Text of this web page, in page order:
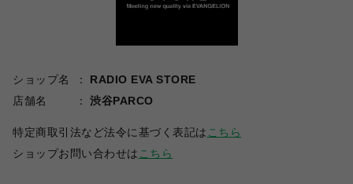
ショップ名
RADIO EVA STORE
店舗名
渋谷PARCO
特定商取引法など法令に基づく表記は こちら
ショップお問い合わせは こちら